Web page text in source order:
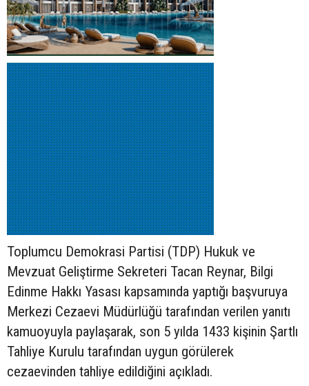
Toplumcu Demokrasi Partisi (TDP) Hukuk ve
Mevzuat Geliştirme Sekreteri Tacan Reynar, Bilgi
Edinme Hakkı Yasası kapsamında yaptığı başvuruya
Merkezi Cezaevi Müdürlüğü tarafından verilen yanıtı
kamuoyuyla paylaşarak, son 5 yılda 1433 kişinin Şartlı
Tahliye Kurulu tarafından uygun görülerek
cezaevinden tahliye edildiğini açıkladı.